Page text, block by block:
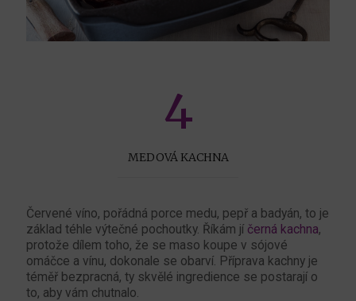
4
MEDOVÁ KACHNA
Červené víno, pořádná porce medu, pepř a badyán, to je
základ téhle výtečné pochoutky. Říkám jí černá kachna,
protože dílem toho, že se maso koupe v sójové
omáčce a vínu, dokonale se obarví. Příprava kachny je
téměř bezpracná, ty skvělé ingredience se postarají o
to, aby vám chutnalo.